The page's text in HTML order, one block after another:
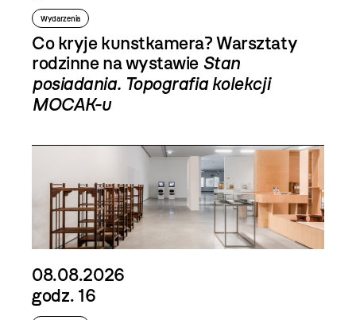
Wydarzenia
Co kryje kunstkamera? Warsztaty
rodzinne na wystawie Stan
posiadania. Topografia kolekcji
MOCAK-u
08.08.2026
godz. 16